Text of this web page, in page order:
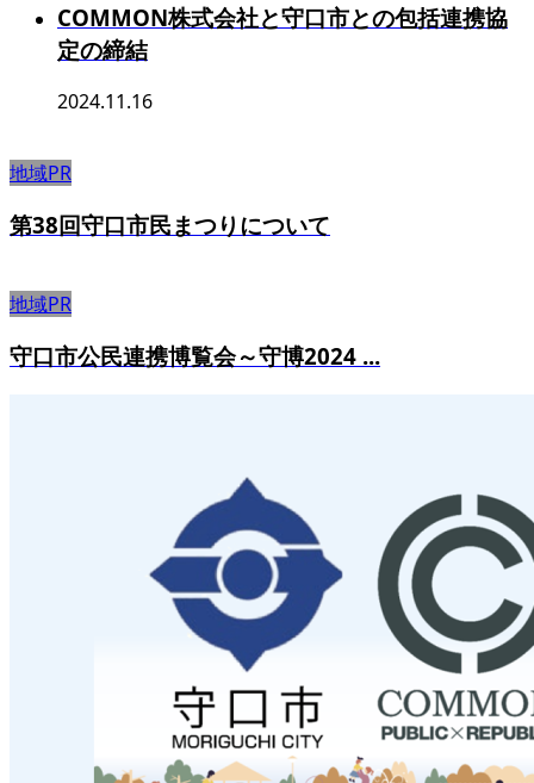
COMMON株式会社と守口市との包括連携協
定の締結
2024.11.16
地域PR
第38回守口市民まつりについて
地域PR
守口市公民連携博覧会～守博2024 ...